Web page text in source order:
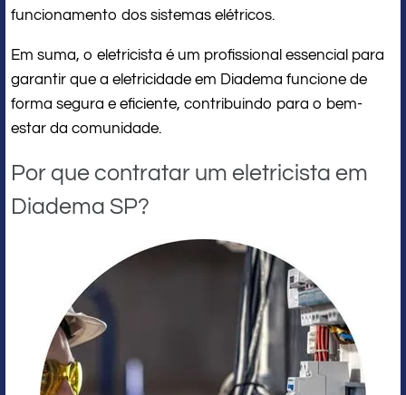
funcionamento dos sistemas elétricos.
Em suma, o eletricista é um profissional essencial para
garantir que a eletricidade em Diadema funcione de
forma segura e eficiente, contribuindo para o bem-
estar da comunidade.
Por que contratar um eletricista em
Diadema SP?